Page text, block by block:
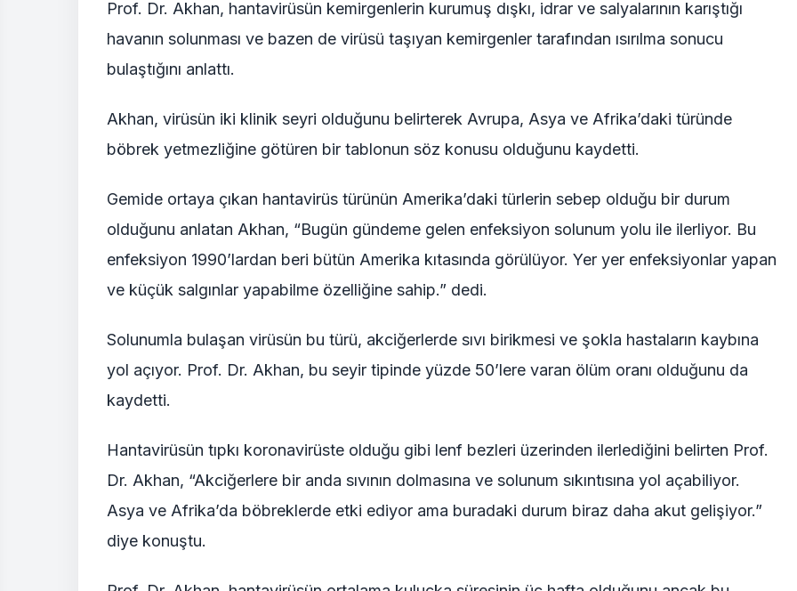
Prof. Dr. Akhan, hantavirüsün kemirgenlerin kurumuş dışkı, idrar ve salyalarının karıştığı
havanın solunması ve bazen de virüsü taşıyan kemirgenler tarafından ısırılma sonucu
bulaştığını anlattı.
Akhan, virüsün iki klinik seyri olduğunu belirterek Avrupa, Asya ve Afrika’daki türünde
böbrek yetmezliğine götüren bir tablonun söz konusu olduğunu kaydetti.
Gemide ortaya çıkan hantavirüs türünün Amerika’daki türlerin sebep olduğu bir durum
olduğunu anlatan Akhan, “Bugün gündeme gelen enfeksiyon solunum yolu ile ilerliyor. Bu
enfeksiyon 1990’lardan beri bütün Amerika kıtasında görülüyor. Yer yer enfeksiyonlar yapan
ve küçük salgınlar yapabilme özelliğine sahip.” dedi.
Solunumla bulaşan virüsün bu türü, akciğerlerde sıvı birikmesi ve şokla hastaların kaybına
yol açıyor. Prof. Dr. Akhan, bu seyir tipinde yüzde 50’lere varan ölüm oranı olduğunu da
kaydetti.
Hantavirüsün tıpkı koronavirüste olduğu gibi lenf bezleri üzerinden ilerlediğini belirten Prof.
Dr. Akhan, “Akciğerlere bir anda sıvının dolmasına ve solunum sıkıntısına yol açabiliyor.
Asya ve Afrika’da böbreklerde etki ediyor ama buradaki durum biraz daha akut gelişiyor.”
diye konuştu.